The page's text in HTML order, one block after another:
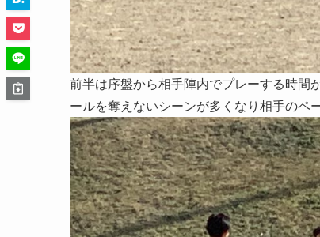
前半は序盤から相手陣内でプレーする時間
ールを奪えないシーンが多くなり相手のペ